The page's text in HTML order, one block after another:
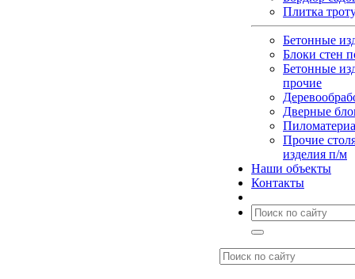
Плитка
Бетонные
Блоки стен
Бетонные
прочие
Дверные
Прочие
изделия п/м
Наши объекты
Контакты